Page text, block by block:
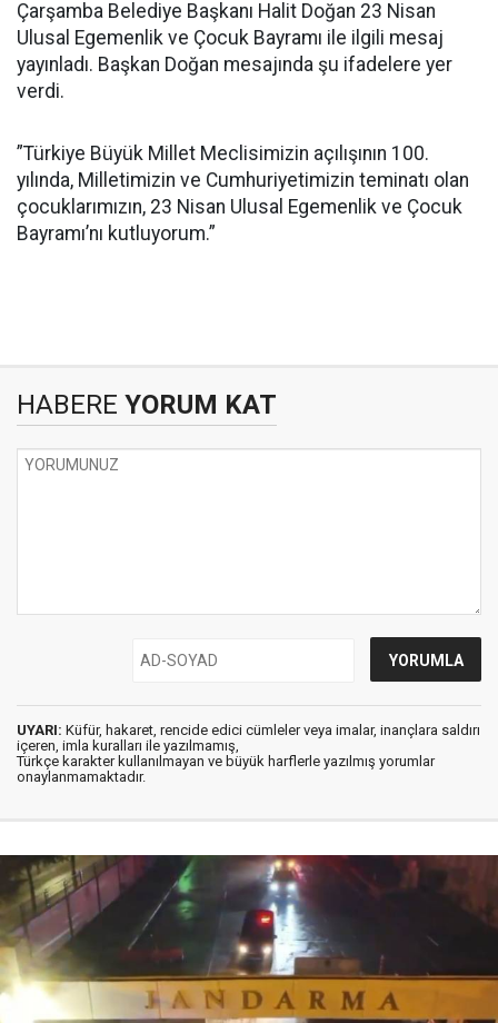
Çarşamba Belediye Başkanı Halit Doğan 23 Nisan
Ulusal Egemenlik ve Çocuk Bayramı ile ilgili mesaj
yayınladı. Başkan Doğan mesajında şu ifadelere yer
verdi.
”Türkiye Büyük Millet Meclisimizin açılışının 100.
yılında, Milletimizin ve Cumhuriyetimizin teminatı olan
çocuklarımızın, 23 Nisan Ulusal Egemenlik ve Çocuk
Bayramı’nı kutluyorum.”
HABERE YORUM KAT
UYARI: Küfür, hakaret, rencide edici cümleler veya imalar, inançlara saldırı
içeren, imla kuralları ile yazılmamış,
Türkçe karakter kullanılmayan ve büyük harflerle yazılmış yorumlar
onaylanmamaktadır.